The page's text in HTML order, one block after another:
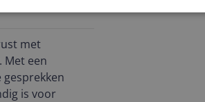
met
Met een
is voor